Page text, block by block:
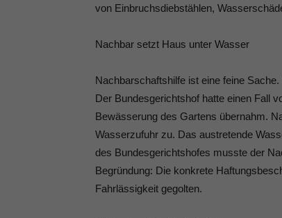
von Einbruchsdiebstählen,
Nachbar setzt Haus unter Wasser
Nachbarschaftshilfe ist eine feine
Der Bundesgerichtshof hatte einen Fall
Bewässerung des Gartens übernahm.
Wasserzufuhr zu. Das austretende
des Bundesgerichtshofes musste der
Begründung: Die konkrete
Fahrlässigkeit gegolten.